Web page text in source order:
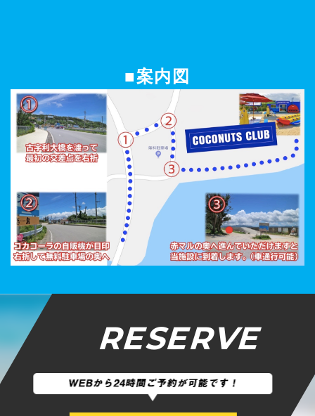
■案内図
RESERVE